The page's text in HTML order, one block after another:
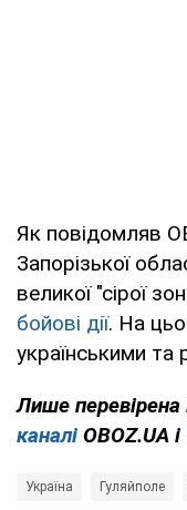
Як повідомляв
Запорізької
великої "сірої
бойові дії. На
українськими
Лише перевірена
каналі OBOZ.UA і
Україна Гуляйполе